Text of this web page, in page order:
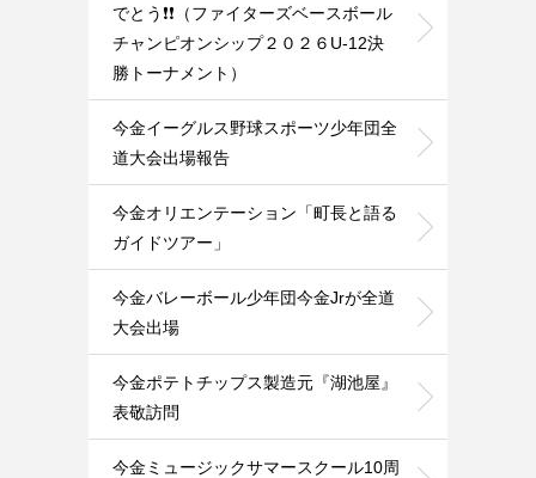
でとう❗️❗️（ファイターズベースボール
チャンピオンシップ２０２６U-12決
勝トーナメント）
今金イーグルス野球スポーツ少年団全
道大会出場報告
今金オリエンテーション「町長と語る
ガイドツアー」
今金バレーボール少年団今金Jrが全道
大会出場
今金ポテトチップス製造元『湖池屋』
表敬訪問
今金ミュージックサマースクール10周